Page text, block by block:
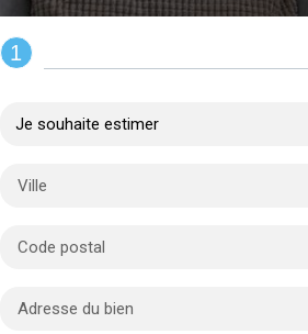
REMPLIR LE
1